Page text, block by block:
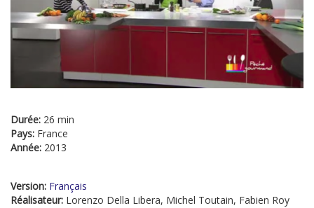
Durée: 26 min
Pays: France
Année: 2013
Version: Français
Réalisateur: Lorenzo Della Libera, Michel Toutain, Fabien Roy